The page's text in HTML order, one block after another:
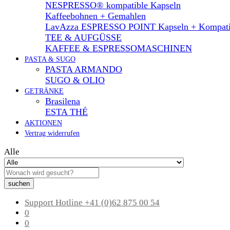
NESPRESSO® kompatible Kapseln
Kaffeebohnen + Gemahlen
LavAzza ESPRESSO POINT Kapseln +
TEE & AUFGÜSSE
KAFFEE & ESPRESSOMASCHINEN
PASTA & SUGO
PASTA ARMANDO
SUGO & OLIO
GETRÄNKE
Brasilena
ESTA THÉ
AKTIONEN
Vertrag widerrufen
Alle
suchen
Support Hotline +41 (0)62 875 00 54
0
0